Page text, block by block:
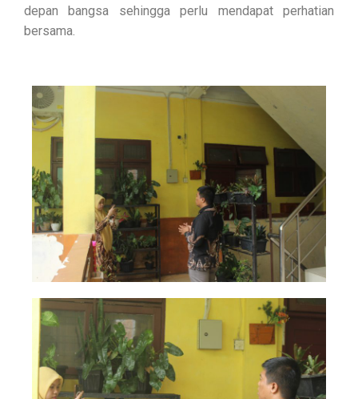
depan bangsa sehingga perlu mendapat perhatian
bersama.